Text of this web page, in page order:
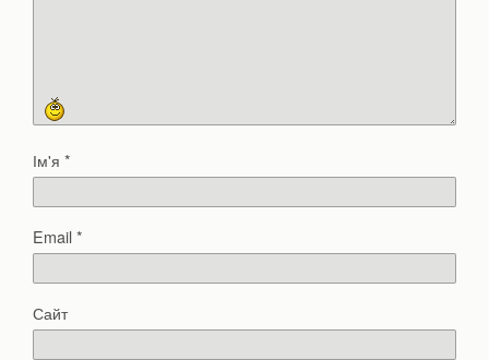
Ім'я *
Email*
Сайт